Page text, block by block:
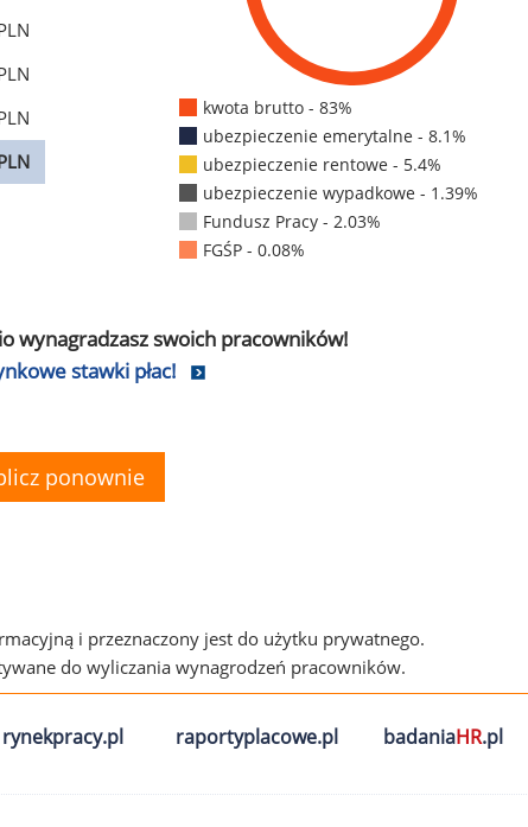
kwota brutto - 83%
ubezpieczenie emerytalne - 8.1%
ubezpieczenie rentowe - 5.4%
ubezpieczenie wypadkowe - 1.39%
Fundusz Pracy - 2.03%
FGŚP - 0.08%
wynagradzasz swoich pracowników!
stawki płac!
ponownie
i przeznaczony jest do użytku prywatnego.
do wyliczania wynagrodzeń pracowników.
rynekpracy.pl raportyplacowe.pl badaniaHR.pl